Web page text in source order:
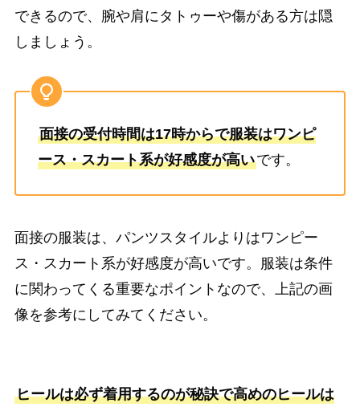
できるので、腕や肩にタトゥーや傷がある方は隠
しましょう。
面接の受付時間は17時からで服装はワンピ
ース・スカート系が好感度が高いです。
面接の服装は、パンツスタイルよりはワンピー
ス・スカート系が好感度が高いです。服装は条件
に関わってくる重要なポイントなので、上記の画
像を参考にしてみてください。
ヒールは必ず着用するのが秘訣で高めのヒールは